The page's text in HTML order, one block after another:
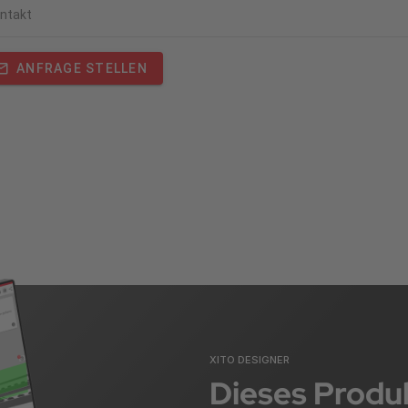
ANFRAGE STELLEN
XITO DESIGNER
Dieses